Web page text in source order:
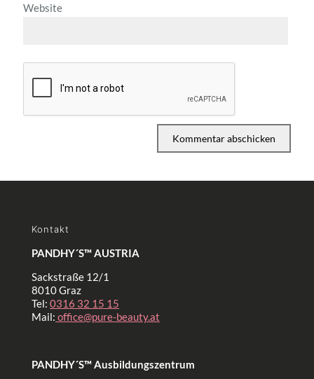
Website
Kontakt
PANDHY´S™ AUSTRIA
Sackstraße 12/1
8010 Graz
Tel: 0316 32 15 15
Mail: office@pure-beauty.at
PANDHY´S™ Ausbildungszentrum